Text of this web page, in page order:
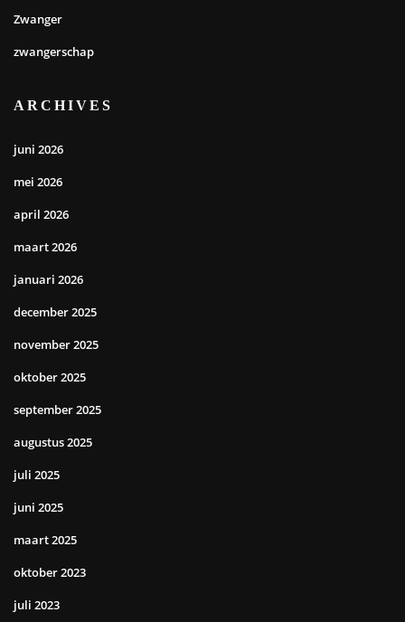
Zwanger
zwangerschap
ARCHIVES
juni 2026
mei 2026
april 2026
maart 2026
januari 2026
december 2025
november 2025
oktober 2025
september 2025
augustus 2025
juli 2025
juni 2025
maart 2025
oktober 2023
juli 2023